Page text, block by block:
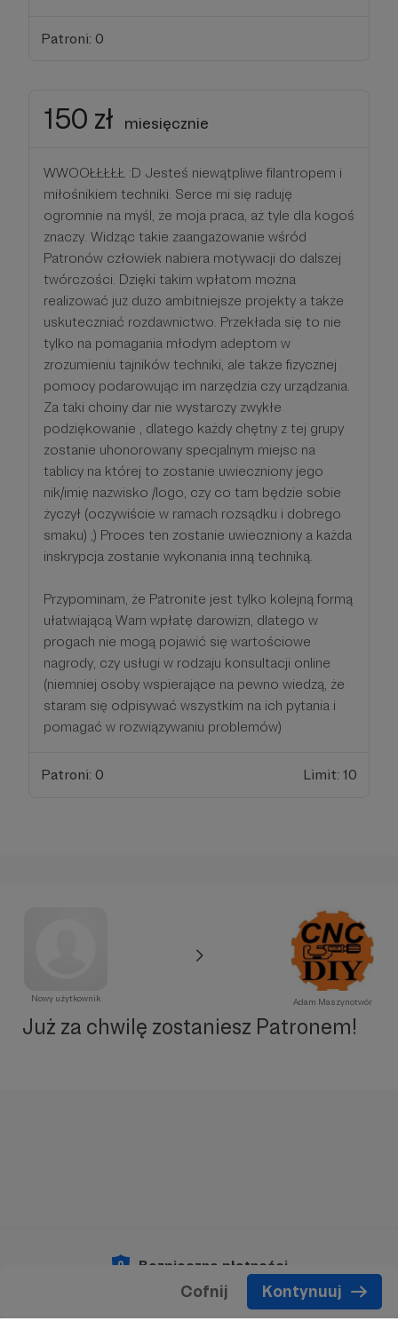
Patroni: 0
150 zł miesięcznie
WWOOŁŁŁŁŁ :D Jesteś niewątpliwe filantropem i
miłośnikiem techniki. Serce mi się raduję
ogromnie na myśl, że moja praca, aż tyle dla kogoś
znaczy. Widząc takie zaangażowanie wśród
Patronów człowiek nabiera motywacji do dalszej
twórczości. Dzięki takim wpłatom można
realizować już dużo ambitniejsze projekty a także
uskuteczniać rozdawnictwo. Przekłada się to nie
tylko na pomagania młodym adeptom w
zrozumieniu tajników techniki, ale także fizycznej
pomocy podarowując im narzędzia czy urządzania.
Za taki choiny dar nie wystarczy zwykłe
podziękowanie , dlatego każdy chętny z tej grupy
zostanie uhonorowany specjalnym miejsc na
tablicy na której to zostanie uwieczniony jego
nik/imię nazwisko /logo, czy co tam będzie sobie
życzył (oczywiście w ramach rozsądku i dobrego
smaku) ;) Proces ten zostanie uwieczniony a każda
inskrypcja zostanie wykonania inną techniką.
Przypominam, że Patronite jest tylko kolejną formą
ułatwiającą Wam wpłatę darowizn, dlatego w
progach nie mogą pojawić się wartościowe
nagrody, czy usługi w rodzaju konsultacji online
(niemniej osoby wspierające na pewno wiedzą, że
staram się odpisywać wszystkim na ich pytania i
pomagać w rozwiązywaniu problemów)
Patroni: 0 Limit: 10
Cofnij Kontynuuj
Nowy użytkownik Adam Maszynotwór
Już za chwilę zostaniesz Patronem!
Bezpieczne płatności